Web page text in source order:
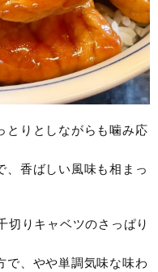
とりとしながらも噛み応
、香ばしい風味も相まっ
切りキャベツのさっぱり
で、やや単調気味な味わ